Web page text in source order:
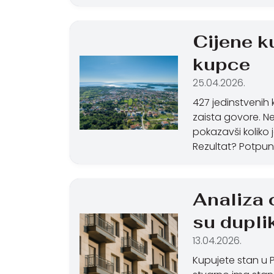
Cijene
kupce
25.04.2026.
427 jedinstvenih
zaista govore.
pokazavši
Rezultat?
Analiza
su
13.04.2026.
Kupujete stan u